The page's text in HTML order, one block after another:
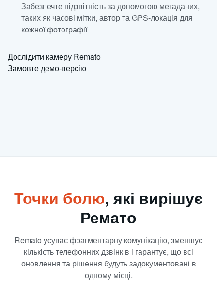
Забезпечте підзвітність за допомогою метаданих,
таких як часові мітки, автор та GPS-локація для
кожної фотографії
Дослідити камеру Remato
Замовте демо-версію
Точки болю, які вирішує
Ремато
Remato усуває фрагментарну комунікацію, зменшує
кількість телефонних дзвінків і гарантує, що всі
оновлення та рішення будуть задокументовані в
одному місці.